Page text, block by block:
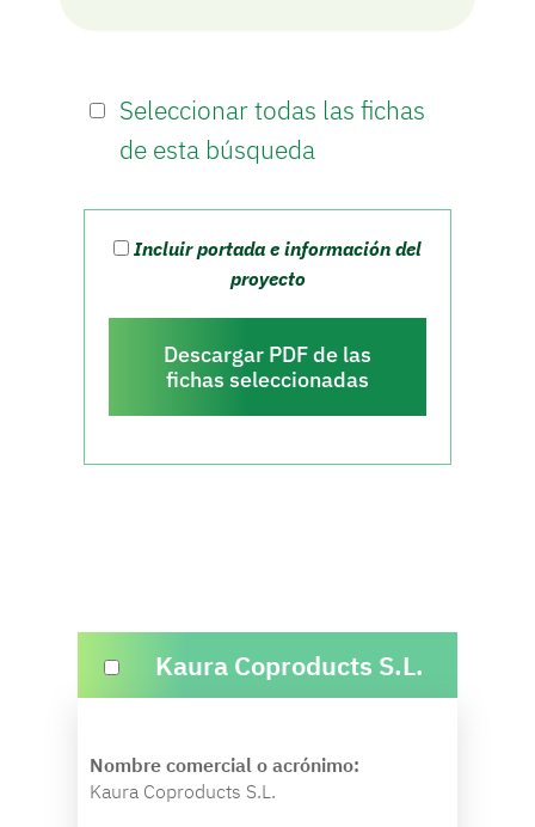
Seleccionar todas las fichas
de esta búsqueda
Incluir portada e información del
proyecto
Descargar PDF de las
fichas seleccionadas
Kaura Coproducts S.L.
Nombre comercial o acrónimo:
Kaura Coproducts S.L.